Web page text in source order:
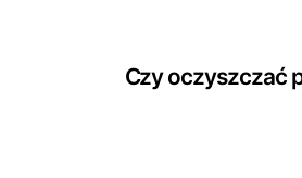
Czy oczyszczać